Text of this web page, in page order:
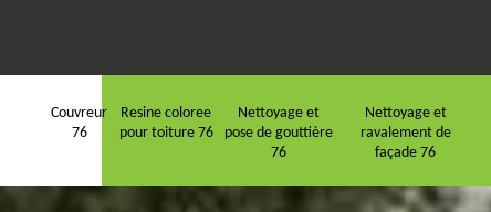
Couvreur
76
Resine coloree
pour toiture 76
Nettoyage et
pose de gouttière
76
Nettoyage et
ravalement de
façade 76